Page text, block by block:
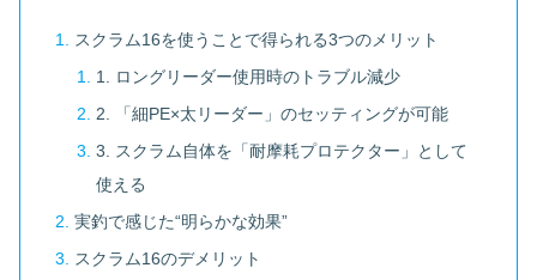
スクラム16を使うことで得られる3つのメリット
1. ロングリーダー使用時のトラブル減少
2. 「細PE×太リーダー」のセッティングが可能
3. スクラム自体を「耐摩耗プロテクター」として
使える
実釣で感じた“明らかな効果”
スクラム16のデメリット